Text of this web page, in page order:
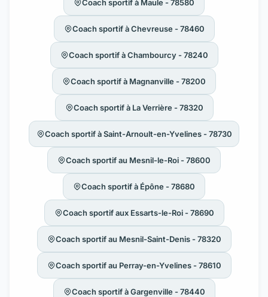
Coach sportif à Maule - 78580
Coach sportif à Chevreuse - 78460
Coach sportif à Chambourcy - 78240
Coach sportif à Magnanville - 78200
Coach sportif à La Verrière - 78320
Coach sportif à Saint-Arnoult-en-Yvelines - 78730
Coach sportif au Mesnil-le-Roi - 78600
Coach sportif à Épône - 78680
Coach sportif aux Essarts-le-Roi - 78690
Coach sportif au Mesnil-Saint-Denis - 78320
Coach sportif au Perray-en-Yvelines - 78610
Coach sportif à Gargenville - 78440